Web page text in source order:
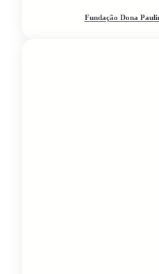
Fundação Dona